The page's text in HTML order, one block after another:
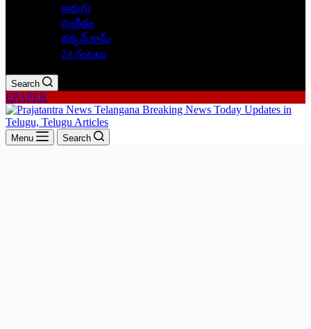
అరుగు
సంకేతం
దక్కన్.కామ్
24 గంటలు
Search
EPAPER
Menu Search